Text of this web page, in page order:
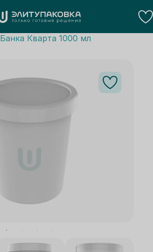
Банка Кварта 1000 мл
В избранное